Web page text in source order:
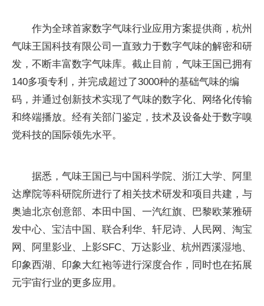
作为全球首家数字气味行业应用方案提供商，杭州
气味王国科技有限公司一直致力于数字气味的解密和研
发，不断丰富数字气味库。截止目前，气味王国已拥有
140多项专利，并完成超过了3000种的基础气味的编
码，并通过创新技术实现了气味的数字化、网络化传输
和终端播放。经有关部门鉴定，技术及设备处于数字嗅
觉科技的国际领先水平。
据悉，气味王国已与中国科学院、浙江大学、阿里
达摩院等科研院所进行了相关技术研发和项目共建，与
奥迪北京创意部、本田中国、一汽红旗、巴黎欧莱雅研
发中心、宝洁中国、联合利华、轩尼诗、人民网、淘宝
网、阿里影业、上影SFC、万达影业、杭州西溪湿地、
印象西湖、印象大红袍等进行深度合作，同时也在拓展
元宇宙行业的更多应用。